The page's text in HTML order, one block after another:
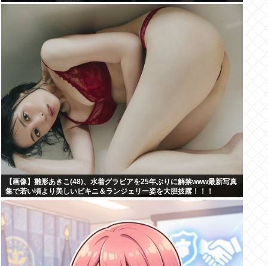
【画像】雛形あきこ(48)、水着グラビアを25年ぶりに解禁www最新写真
集で若い頃より美しいビキニ＆ランジェリー姿を大胆披露！！！